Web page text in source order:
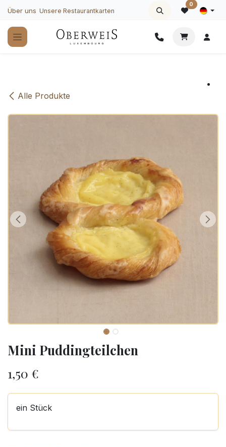
Zum Inhalt springen
Über uns Unsere Restaurantkarten
0
Alle Produkte
Mini Puddingteilchen
1,50 €
ein Stück